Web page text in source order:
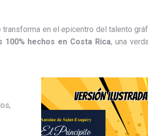
en el epicentro del talento
hechos en Costa Rica, una